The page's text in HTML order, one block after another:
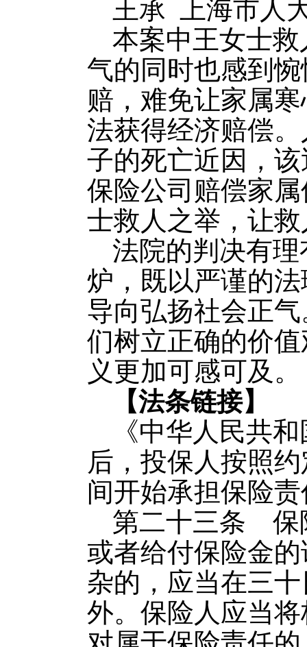
王承 上海市人
本案中王女士
气的同时也感到
赔，难免让家属
法获得经济赔偿
子的死亡近因，
保险公司赔偿家
士救人之举，让
法院的判决有
炉，既以严谨的
导向弘扬社会正
们树立正确的价
义更加可感可及。
【法条链接】
《中华人民共
后，投保人按照
间开始承担保险
第二十三条 保
或者给付保险金
杂的，应当在三
外。保险人应当